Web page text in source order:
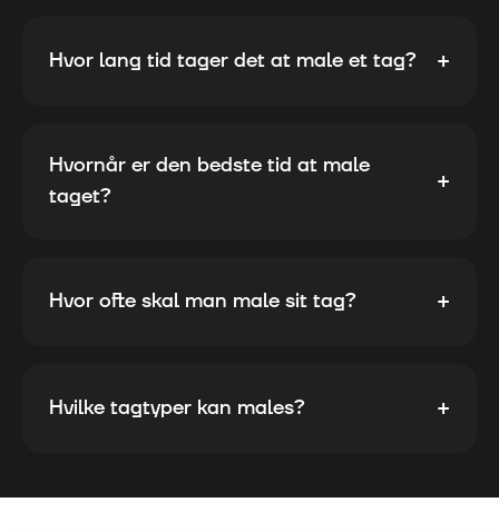
Hvor lang tid tager det at male et tag? +
Hvornår er den bedste tid at male
taget?
+
Hvor ofte skal man male sit tag? +
Hvilke tagtyper kan males? +